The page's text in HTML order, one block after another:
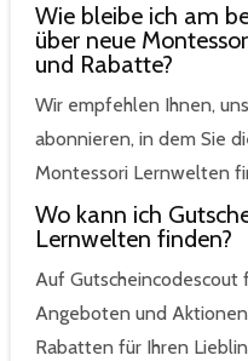
Wie bleibe ich am
über neue
und Rabatte?
Wir empfehlen Ihnen,
abonnieren, in dem Sie
Montessori Lernwelten
Wo kann ich
Lernwelten finden?
Auf
Angeboten und
Rabatten für Ihren